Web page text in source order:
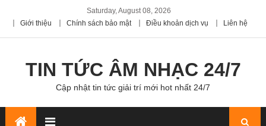
Saturday, August 08, 2026
Giới thiệu
Chính sách bảo mật Điều khoản dịch vụ Liên hệ
TIN TỨC ÂM NHẠC 24/7
Cập nhật tin tức giải trí mới hot nhất 24/7